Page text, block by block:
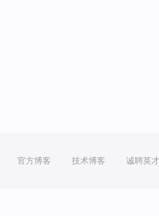
官方博客 技术博客 诚聘英才